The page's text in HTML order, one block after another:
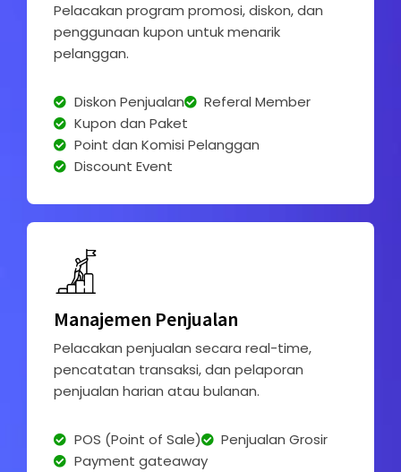
Pelacakan program promosi, diskon, dan
penggunaan kupon untuk menarik
pelanggan.
Diskon Penjualan
Referal Member
Kupon dan Paket
Point dan Komisi Pelanggan
Discount Event
Manajemen Penjualan
Pelacakan penjualan secara real-time,
pencatatan transaksi, dan pelaporan
penjualan harian atau bulanan.
POS (Point of Sale)
Penjualan Grosir
Payment gateaway